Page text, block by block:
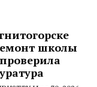
школы